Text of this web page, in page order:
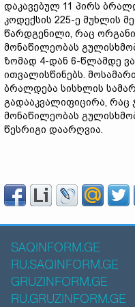
დაკავებულ 11 პირს
კოდექსის 225-ე მუხლის
წარდგენილი, რაც
მონაწილეობას
ზომად 4-დან 6-წლამდე
ითვალისწინებს.
ბრალდება სისხლის
გადააკვალიფიცირა, რაც
მონაწილეობას
წესრიგი დაარღვია.
SAQINFORM.GE
RU.SAQINFORM.GE
GRUZINFORM.GE
RU.GRUZINFORM.GE